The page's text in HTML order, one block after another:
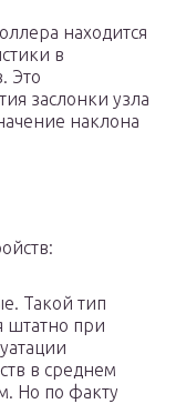
находится
в
Это
заслонки узла
наклона
Такой тип
штатно при
в среднем
Но по факту